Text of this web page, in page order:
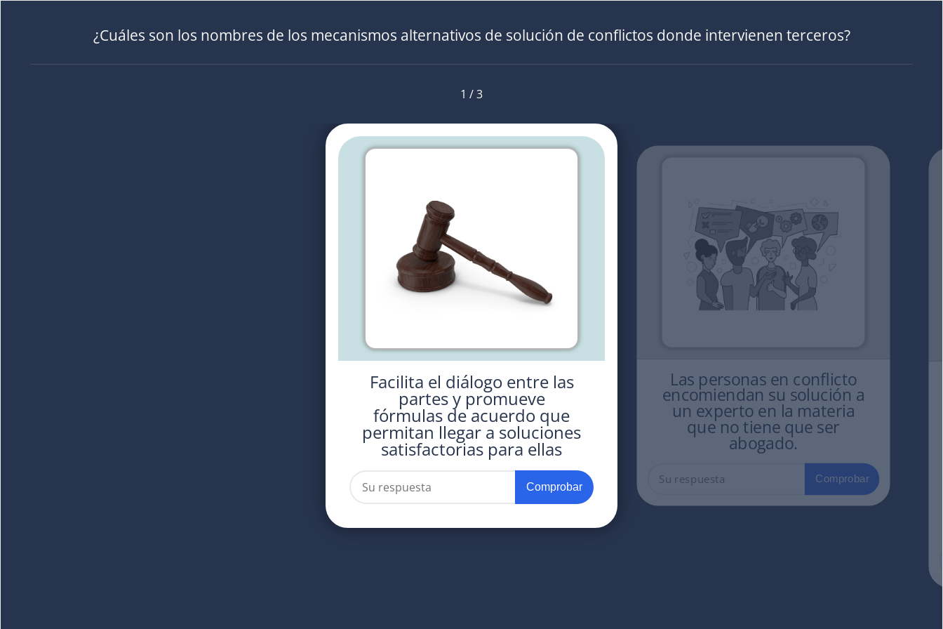
¿Cuáles son los nombres de los mecanismos alternativos de solución de conflictos donde intervienen terceros?
1 / 3
Facilita el diálogo entre las
partes y promueve
fórmulas de acuerdo que
permitan llegar a soluciones
satisfactorias para ellas
Comprobar
Las personas en conflicto
encomiendan su solución a
un experto en la materia
que no tiene que ser
abogado.
Comprobar